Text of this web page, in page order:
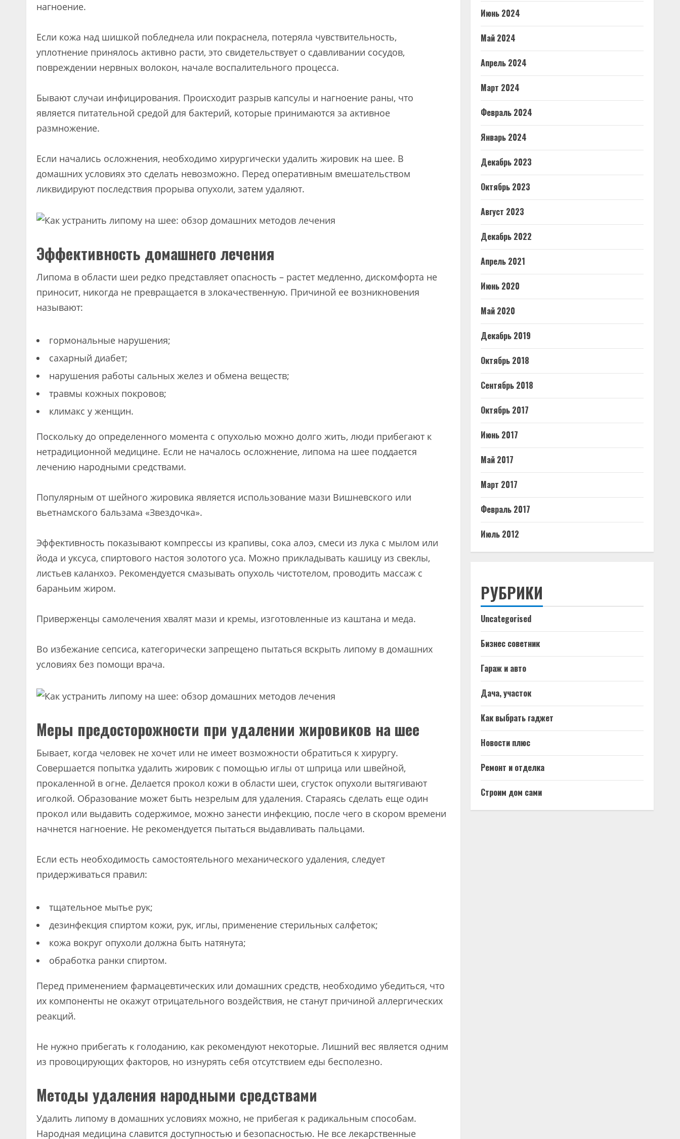
нагноение.
Если кожа над шишкой побледнела или покраснела, потеряла чувствительность,
уплотнение принялось активно расти, это свидетельствует о сдавливании сосудов,
повреждении нервных волокон, начале воспалительного процесса.
Бывают случаи инфицирования. Происходит разрыв капсулы и нагноение раны, что
является питательной средой для бактерий, которые принимаются за активное
размножение.
Если начались осложнения, необходимо хирургически удалить жировик на шее. В
домашних условиях это сделать невозможно. Перед оперативным вмешательством
ликвидируют последствия прорыва опухоли, затем удаляют.
Эффективность домашнего лечения
Липома в области шеи редко представляет опасность – растет медленно, дискомфорта не
приносит, никогда не превращается в злокачественную. Причиной ее возникновения
называют:
гормональные нарушения;
сахарный диабет;
нарушения работы сальных желез и обмена веществ;
травмы кожных покровов;
климакс у женщин.
Поскольку до определенного момента с опухолью можно долго жить, люди прибегают к
нетрадиционной медицине. Если не началось осложнение, липома на шее поддается
лечению народными средствами.
Популярным от шейного жировика является использование мази Вишневского или
вьетнамского бальзама «Звездочка».
Эффективность показывают компрессы из крапивы, сока алоэ, смеси из лука с мылом или
йода и уксуса, спиртового настоя золотого уса. Можно прикладывать кашицу из свеклы,
листьев каланхоэ. Рекомендуется смазывать опухоль чистотелом, проводить массаж с
бараньим жиром.
Приверженцы самолечения хвалят мази и кремы, изготовленные из каштана и меда.
Во избежание сепсиса, категорически запрещено пытаться вскрыть липому в домашних
условиях без помощи врача.
Меры предосторожности при удалении жировиков на шее
Бывает, когда человек не хочет или не имеет возможности обратиться к хирургу.
Совершается попытка удалить жировик с помощью иглы от шприца или швейной,
прокаленной в огне. Делается прокол кожи в области шеи, сгусток опухоли вытягивают
иголкой. Образование может быть незрелым для удаления. Стараясь сделать еще один
прокол или выдавить содержимое, можно занести инфекцию, после чего в скором времени
начнется нагноение. Не рекомендуется пытаться выдавливать пальцами.
Если есть необходимость самостоятельного механического удаления, следует
придерживаться правил:
тщательное мытье рук;
дезинфекция спиртом кожи, рук, иглы, применение стерильных салфеток;
кожа вокруг опухоли должна быть натянута;
обработка ранки спиртом.
Перед применением фармацевтических или домашних средств, необходимо убедиться, что
их компоненты не окажут отрицательного воздействия, не станут причиной аллергических
реакций.
Не нужно прибегать к голоданию, как рекомендуют некоторые. Лишний вес является одним
из провоцирующих факторов, но изнурять себя отсутствием еды бесполезно.
Методы удаления народными средствами
Удалить липому в домашних условиях можно, не прибегая к радикальным способам.
Народная медицина славится доступностью и безопасностью. Не все лекарственные
Июнь 2024
Май 2024
Апрель 2024
Март 2024
Февраль 2024
Январь 2024
Декабрь 2023
Октябрь 2023
Август 2023
Декабрь 2022
Апрель 2021
Июнь 2020
Май 2020
Декабрь 2019
Октябрь 2018
Сентябрь 2018
Октябрь 2017
Июнь 2017
Май 2017
Март 2017
Февраль 2017
Июль 2012
РУБРИКИ
Uncategorised
Бизнес советник
Гараж и авто
Дача, участок
Как выбрать гаджет
Новости плюс
Ремонт и отделка
Строим дом сами